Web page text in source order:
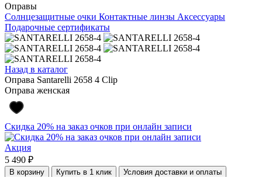
Оправы
Солнцезащитные очки Контактные линзы Аксессуары
Подарочные сертификаты
Назад в каталог
Оправа Santarelli 2658 4 Clip
Оправа женская
Скидка 20% на заказ очков при онлайн записи
Акция
5 490 ₽
В корзину Купить в 1 клик Условия доставки и оплаты